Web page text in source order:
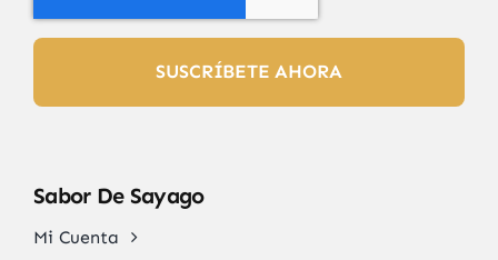
SUSCRÍBETE AHORA
Sabor De Sayago
Mi Cuenta